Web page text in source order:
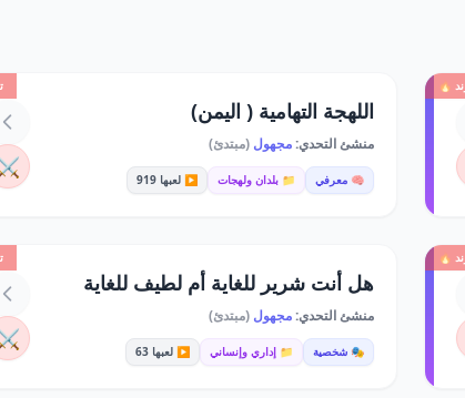
🔥
اللهجة التهامية ( اليمن)
منشئ التحدي:مجهول (مبتدئ)
🧠 معرفي 📁 بلدان ولهجات ▶️ لعبها 919
🔥
هل أنت شرير للغاية أم لطيف للغاية
منشئ التحدي:مجهول (مبتدئ)
🎭 شخصية 📁 إداري وإنساني ▶️ لعبها 63